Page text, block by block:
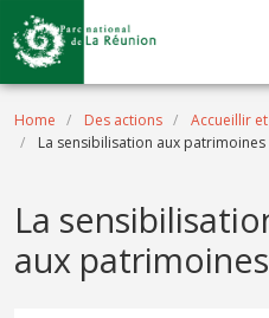
Skip to main content
Breadcrumb
Home Des actions
Accueillir
La sensibilisation aux
La
aux